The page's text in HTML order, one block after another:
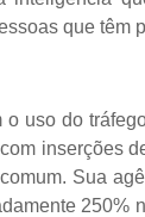
que têm
o uso do
inserções
Sua
250%